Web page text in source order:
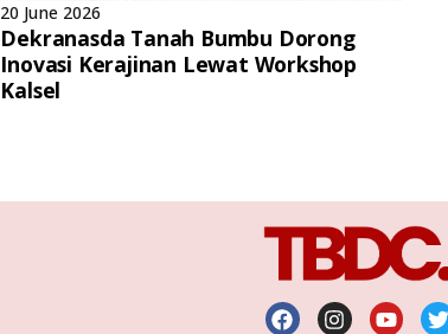
20 June 2026
Dekranasda Tanah Bumbu Dorong
Inovasi Kerajinan Lewat Workshop
Kalsel